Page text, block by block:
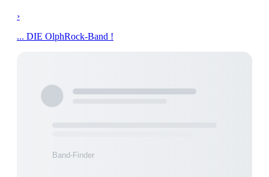
›
... DIE OlphRock-Band !